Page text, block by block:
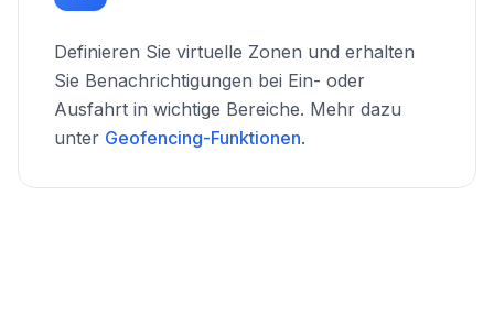
Definieren Sie virtuelle Zonen und erhalten
Sie Benachrichtigungen bei Ein- oder
Ausfahrt in wichtige Bereiche. Mehr dazu
unter Geofencing-Funktionen.